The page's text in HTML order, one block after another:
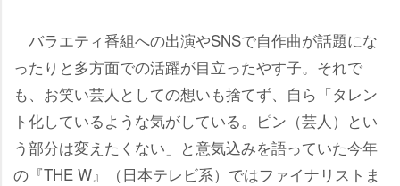
バラエティ番組への出演やSNSで自作曲が話題にな
ったりと多方面での活躍が目立ったやす子。それで
も、お笑い芸人としての想いも捨てず、自ら「タレン
ト化しているような気がしている。ピン（芸人）とい
う部分は変えたくない」と意気込みを語っていた今年
の『THE W』（日本テレビ系）ではファイナリストま